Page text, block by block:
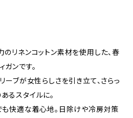
リネンコットン素材を使用した、春
ンです。
ーブが女性らしさを引き立て、さらっ
るスタイルに。
も快適な着心地。日除けや冷房対策